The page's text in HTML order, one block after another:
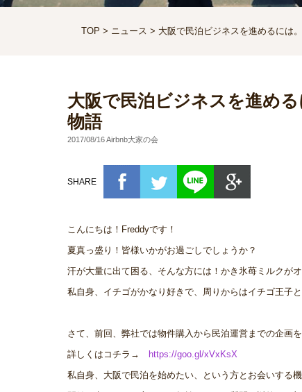
TOP > ニュース > 大阪で民泊ビジネスを進めるには
大阪で民泊ビジネスを進め
物語
2017/08/16 Airbnb大家の会
SHARE
こんにちは！Freddyです！
夏真っ盛り！皆様いかがお過ごしでしょうか？
汗が大量に出て困る、そんな方には！かき氷苺ミルクがオ
私自身、イチゴがかなり好きで、周りからはイチゴ王子と
さて、前回、弊社では物件購入から民泊運営までの企画を
詳しくはコチラ→
https://goo.gl/xVxKsX
私自身、大阪で民泊を始めたい、という方とお会いする機